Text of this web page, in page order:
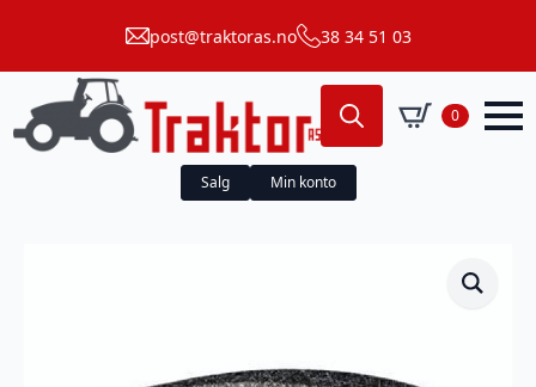
post@traktoras.no 38 34 51 03
Search
for:
0
Salg Min konto